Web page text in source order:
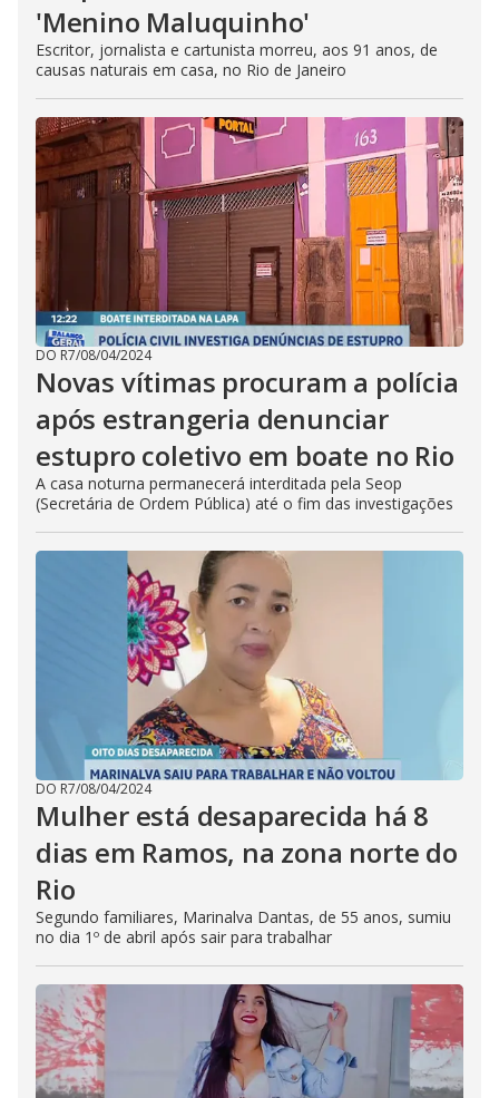
'Menino Maluquinho'
Escritor, jornalista e cartunista morreu, aos 91 anos, de
causas naturais em casa, no Rio de Janeiro
DO R7/08/04/2024
Novas vítimas procuram a polícia
após estrangeria denunciar
estupro coletivo em boate no Rio
A casa noturna permanecerá interditada pela Seop
(Secretária de Ordem Pública) até o fim das investigações
DO R7/08/04/2024
Mulher está desaparecida há 8
dias em Ramos, na zona norte do
Rio
Segundo familiares, Marinalva Dantas, de 55 anos, sumiu
no dia 1º de abril após sair para trabalhar